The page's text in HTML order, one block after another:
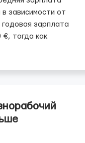
зависимости от
зарплата
тогда как